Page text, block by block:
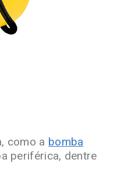
como a bomba
periférica, dentre